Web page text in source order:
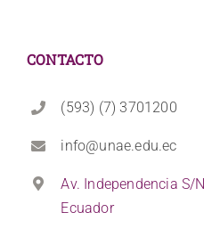
CONTACTO
(593) (7) 3701200
info@unae.edu.ec
Av. Independencia S/
Ecuador